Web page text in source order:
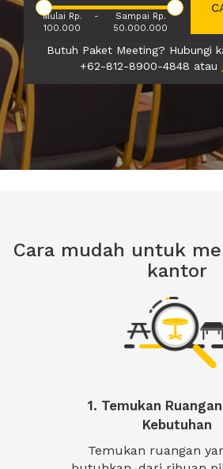
Mulai Rp.
100.000
-
Sampai Rp.
50.000.000
Butuh Paket Meeting? Hubungi
+62-812-8900-4848 atau
Cara mudah untuk
kantor
1. Temukan
Kebutuhan
Temukan ruangan